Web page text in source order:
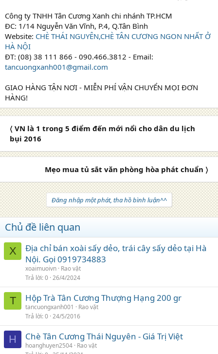
Công ty TNHH Tân Cương Xanh chi nhánh TP.HCM
ĐC: 1/14 Nguyễn Văn Vĩnh, P.4, Q.Tân Bình
Website: CHÈ THÁI NGUYÊN,CHÈ TÂN CƯƠNG NGON NHẤT Ở
HÀ NỘI
ĐT: (08) 38 111 866 - 090.466.3812 - Email:
tancuongxanh001@gmail.com
GIAO HÀNG TẬN NƠI - MIỄN PHÍ VẬN CHUYỂN MỌI ĐƠN
HÀNG!
〈 VN là 1 trong 5 điểm đến mới nổi cho dân du lịch
bụi 2016
Mẹo mua tủ sắt văn phòng hòa phát chuẩn 〉
Đăng nhập một phát, tha hồ bình luận^^
Chủ đề liên quan
X
Địa chỉ bán xoài sấy dẻo, trái cây sấy dẻo tại Hà
Nội. Gọi 0919734883
xoaimuoivn Rao vặt
Trả lời 0 26/4/2024
T Hộp Trà Tân Cương Thượng Hạng 200 gr
tancuongxanh001
Rao vặt
Trả lời 0 24/5/2016
H Chè Tân Cương Thái Nguyên - Giá Trị Việt
hoanghuyen2504 Rao vặt